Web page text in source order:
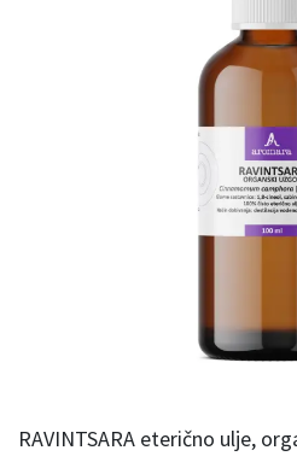
RAVINTSARA eterično ulje,